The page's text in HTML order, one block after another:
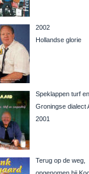
2002
Hollandse glorie
Speklappen turf
Groningse dialect
2001
Terug op de weg,